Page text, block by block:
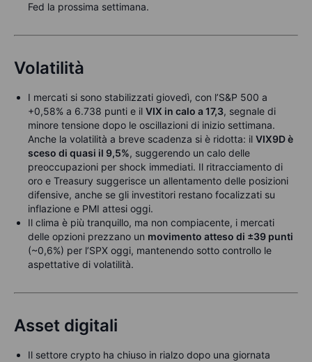
Fed la prossima settimana.
Volatilità
I mercati si sono stabilizzati giovedì, con l’S&P 500 a
+0,58% a 6.738 punti e il VIX in calo a 17,3, segnale di
minore tensione dopo le oscillazioni di inizio settimana.
Anche la volatilità a breve scadenza si è ridotta: il VIX9D è
sceso di quasi il 9,5%, suggerendo un calo delle
preoccupazioni per shock immediati. Il ritracciamento di
oro e Treasury suggerisce un allentamento delle posizioni
difensive, anche se gli investitori restano focalizzati su
inflazione e PMI attesi oggi.
Il clima è più tranquillo, ma non compiacente, i mercati
delle opzioni prezzano un movimento atteso di ±39 punti
(~0,6%) per l’SPX oggi, mantenendo sotto controllo le
aspettative di volatilità.
Asset digitali
Il settore crypto ha chiuso in rialzo dopo una giornata